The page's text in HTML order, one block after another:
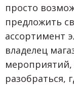
просто
предложить
ассортимент
владелец
мероприятий,
разобраться,